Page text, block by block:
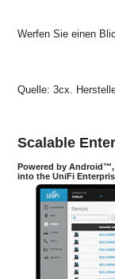
Werfen Sie einen
Quelle: 3cx.
Scalable
Powered by
into the UniFi